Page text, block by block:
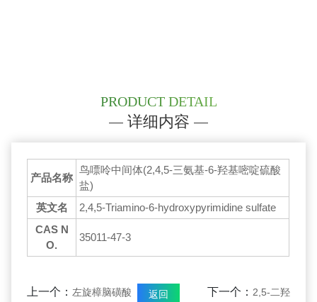
PRODUCT DETAIL
详细内容
产品名称
鸟嘌呤中间体(2,4,5-三氨基-6-羟基嘧啶硫酸
盐)
英文名
2,4,5-Triamino-6-hydroxypyrimidine sulfate
CAS N
O.
35011-47-3
上一个：左旋樟脑磺酸 返回 下一个： 2,5-二羟